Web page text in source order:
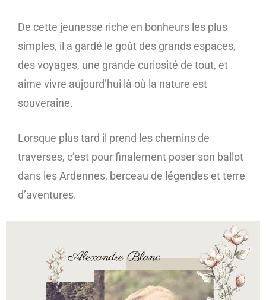
De cette jeunesse riche en bonheurs les plus
simples, il a gardé le goût des grands espaces,
des voyages, une grande curiosité de tout, et
aime vivre aujourd’hui là où la nature est
souveraine.
Lorsque plus tard il prend les chemins de
traverses, c’est pour finalement poser son ballot
dans les Ardennes, berceau de légendes et terre
d’aventures.